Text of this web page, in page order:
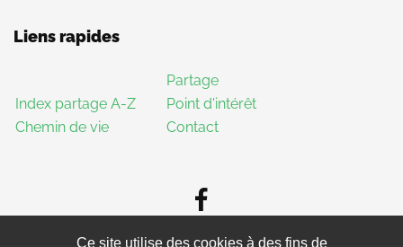
Liens rapides
Index partage A-Z
Chemin de vie
Partage
Point d'intérêt
Contact
Ce site utilise des cookies à des fins de